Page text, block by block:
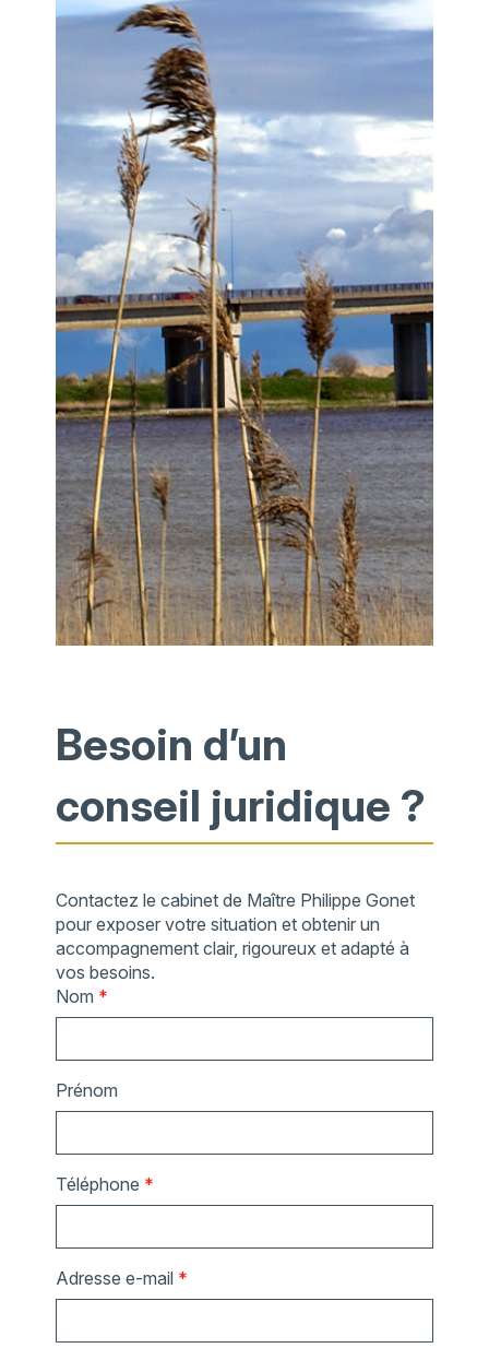
Besoin d’un
conseil juridique ?
Contactez le cabinet de Maître Philippe Gonet
pour exposer votre situation et obtenir un
accompagnement clair, rigoureux et adapté à
vos besoins.
Nom *
Prénom
Téléphone *
Adresse e-mail *